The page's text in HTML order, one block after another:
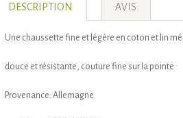
DESCRIPTION AVIS
Une chaussette fine et légère en coton et lin
douce et résistante, couture fine sur la pointe
Provenance: Allemagne